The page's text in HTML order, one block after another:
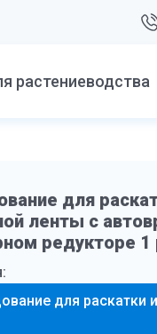
растениеводства
для
ленты с
редукторе
для раскатки